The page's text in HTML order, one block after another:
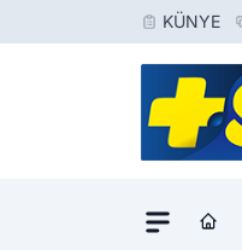
KÜNYE